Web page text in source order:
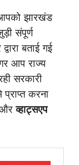
झारखंड
संपूर्ण
बताई गई
आप राज्य
सरकारी
करना
व्हाट्सएप